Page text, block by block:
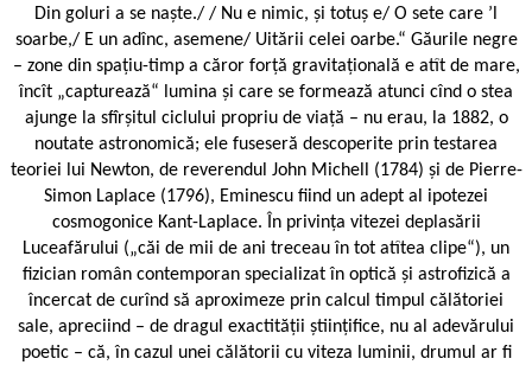
Din goluri a se naște./ / Nu e nimic, și totuș e/ O sete care ’l
soarbe,/ E un adînc, asemene/ Uitării celei oarbe.“ Găurile negre
– zone din spațiu-timp a căror forță gravitațională e atît de mare,
încît „capturează“ lumina și care se formează atunci cînd o stea
ajunge la sfîrșitul ciclului propriu de viață – nu erau, la 1882, o
noutate astronomică; ele fuseseră descoperite prin testarea
teoriei lui Newton, de reverendul John Michell (1784) și de Pierre-
Simon Laplace (1796), Eminescu fiind un adept al ipotezei
cosmogonice Kant-Laplace. În privința vitezei deplasării
Luceafărului („căi de mii de ani treceau în tot atîtea clipe“), un
fizician român contemporan specializat în optică și astrofizică a
încercat de curînd să aproximeze prin calcul timpul călătoriei
sale, apreciind – de dragul exactității științifice, nu al adevărului
poetic – că, în cazul unei călătorii cu viteza luminii, drumul ar fi